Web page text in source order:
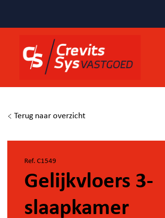
Terug naar overzicht
Ref. C1549
Gelijkvloers 3-
slaapkamer